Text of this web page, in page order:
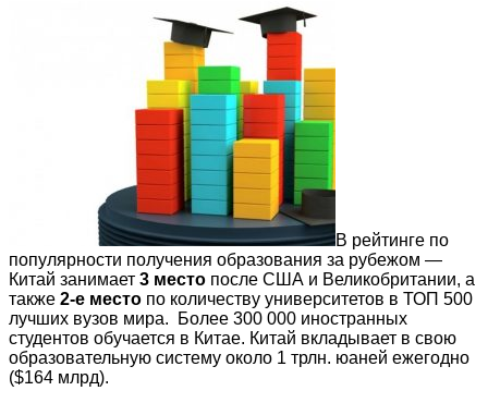
В рейтинге по
популярности получения образования за рубежом —
Китай занимает 3 место после США и Великобритании, а
также 2-е место по количеству университетов в ТОП 500
лучших вузов мира. Более 300 000 иностранных
студентов обучается в Китае. Китай вкладывает в свою
образовательную систему около 1 трлн. юаней ежегодно
($164 млрд).